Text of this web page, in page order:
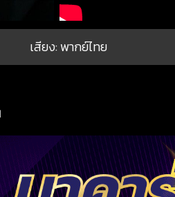
เสียง: พากย์ไทย